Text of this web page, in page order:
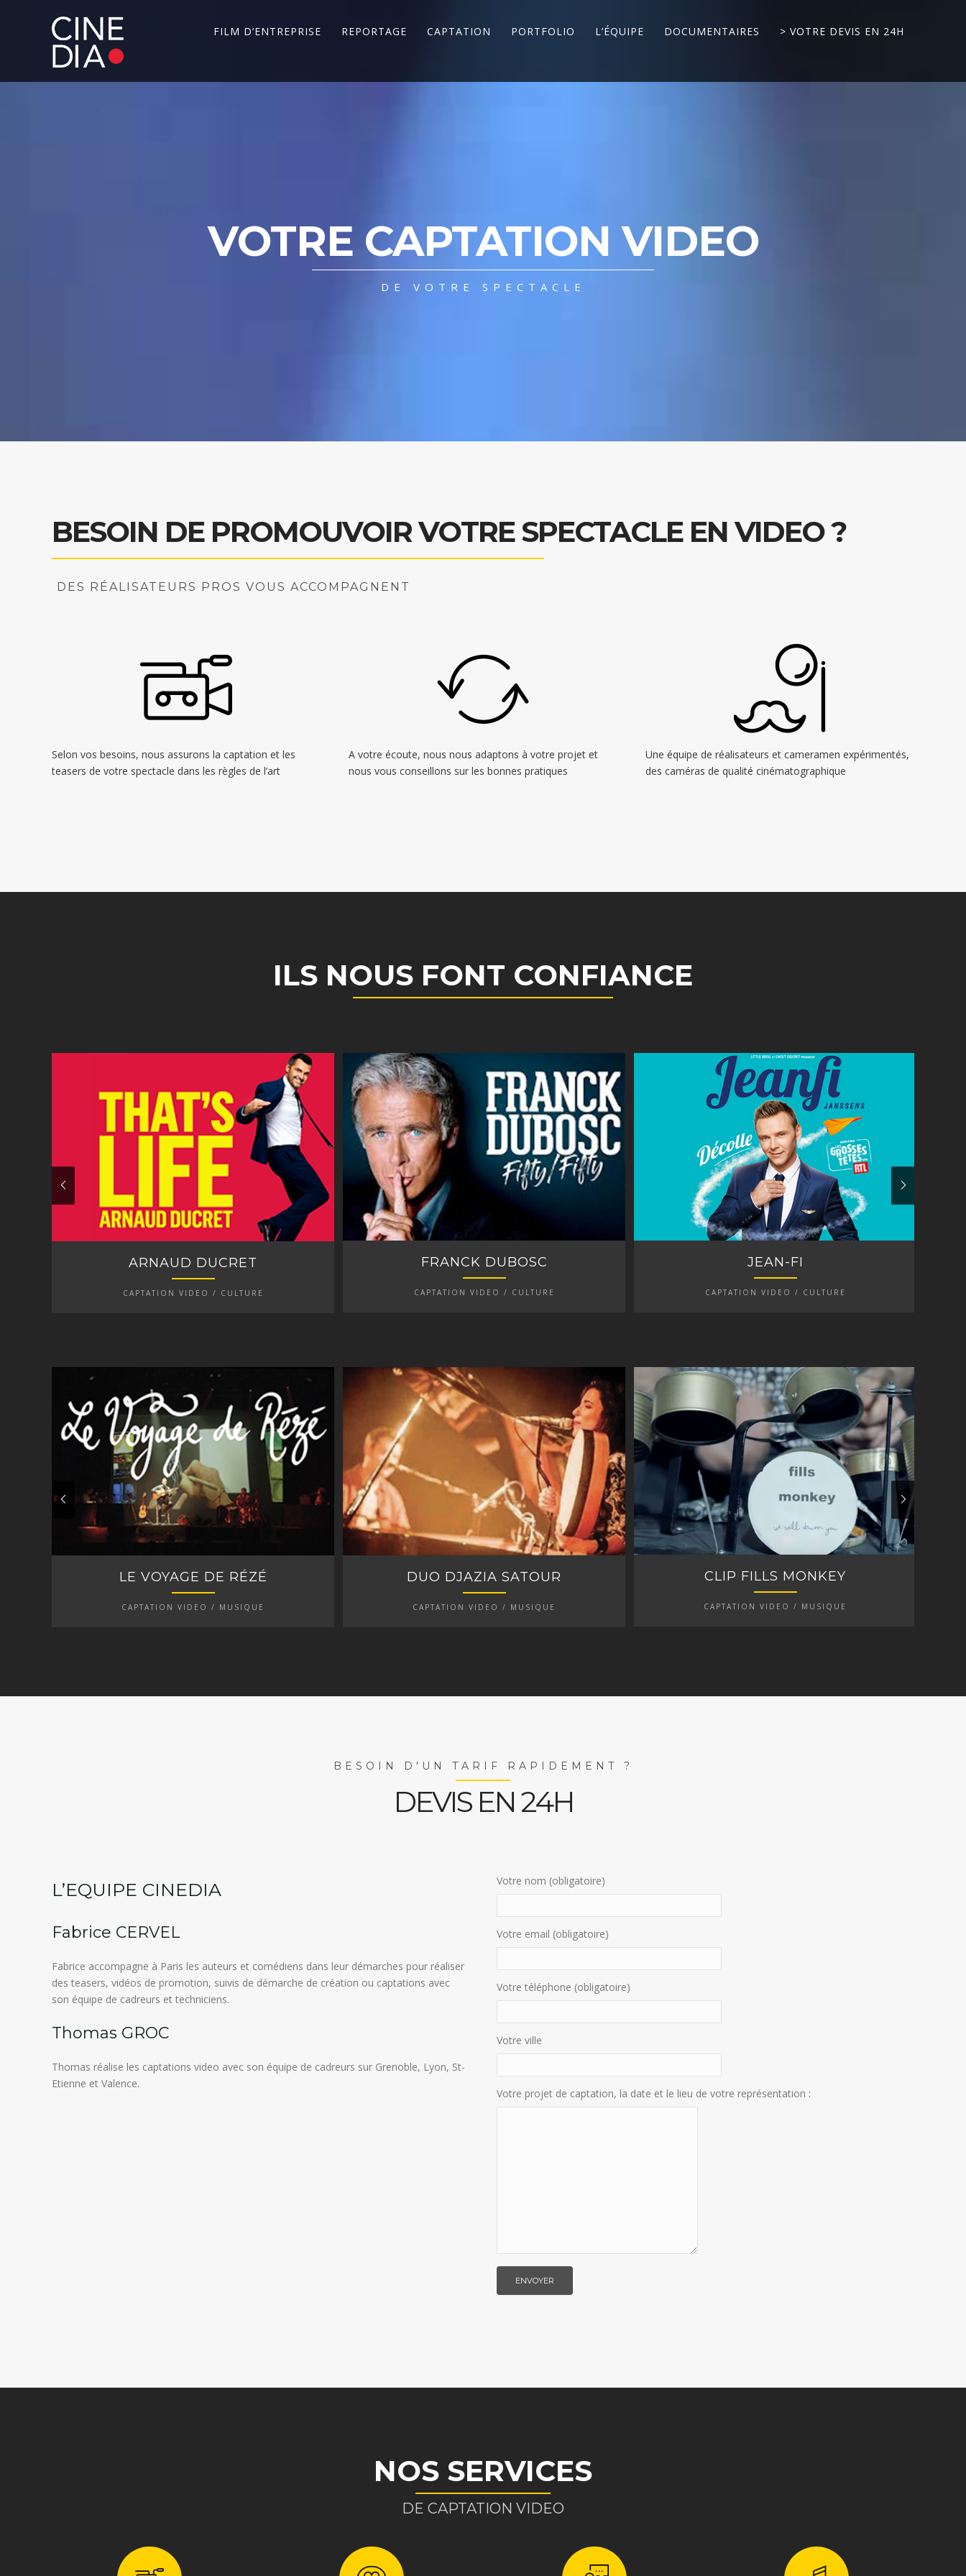
FILM D’ENTREPRISE REPORTAGE CAPTATION PORTFOLIO L’ÉQUIPE DOCUMENTAIRES > VOTRE DEVIS EN 24H
VOTRE CAPTATION VIDEO
DE VOTRE SPECTACLE
BESOIN DE PROMOUVOIR VOTRE SPECTACLE EN VIDEO ?
DES RÉALISATEURS PROS VOUS ACCOMPAGNENT
Selon vos besoins, nous assurons la captation et les
teasers de votre spectacle dans les règles de l’art
A votre écoute, nous nous adaptons à votre projet et
nous vous conseillons sur les bonnes pratiques
Une équipe de réalisateurs et cameramen expérimentés,
des caméras de qualité cinématographique
ILS NOUS FONT CONFIANCE
ARNAUD DUCRET
CAPTATION VIDEO / CULTURE
FRANCK DUBOSC
CAPTATION VIDEO / CULTURE
JEAN-FI
CAPTATION VIDEO / CULTURE
LE VOYAGE DE RÉZÉ
CAPTATION VIDEO / MUSIQUE
DUO DJAZIA SATOUR
CAPTATION VIDEO / MUSIQUE
CLIP FILLS MONKEY
CAPTATION VIDEO / MUSIQUE
BESOIN D'UN TARIF RAPIDEMENT ?
DEVIS EN 24H
L’EQUIPE CINEDIA
Fabrice CERVEL
Fabrice accompagne à Paris les auteurs et comédiens dans leur démarches pour réaliser
des teasers, vidéos de promotion, suivis de démarche de création ou captations avec
son équipe de cadreurs et techniciens.
Thomas GROC
Thomas réalise les captations video avec son équipe de cadreurs sur Grenoble, Lyon, St-
Etienne et Valence.
Votre nom (obligatoire)
Votre email (obligatoire)
Votre téléphone (obligatoire)
Votre ville
Votre projet de captation, la date et le lieu de votre représentation :
NOS SERVICES
DE CAPTATION VIDEO